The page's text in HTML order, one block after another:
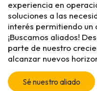
experiencia en
soluciones a las
interés permitiendo un
¡Buscamos aliados!
parte de nuestro
alcanzar nuevos
Sé nuestro aliado